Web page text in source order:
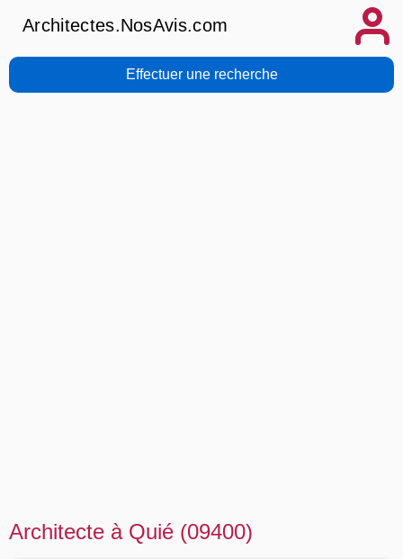
Architectes.NosAvis.com
Effectuer une recherche
Architecte à Quié (09400)